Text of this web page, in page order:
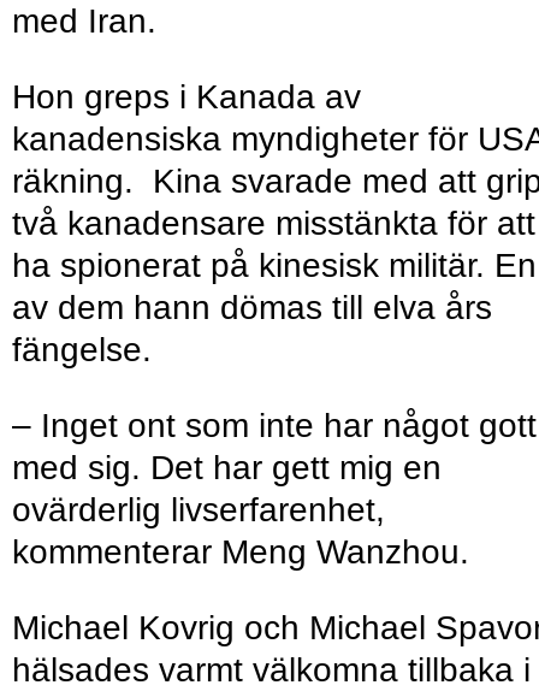
med Iran.
Hon greps i Kanada av
kanadensiska myndigheter för
räkning. Kina svarade med att
två kanadensare misstänkta för att
ha spionerat på kinesisk militär. En
av dem hann dömas till elva års
fängelse.
– Inget ont som inte har något gott
med sig. Det har gett mig en
ovärderlig livserfarenhet,
kommenterar Meng Wanzhou.
Michael Kovrig och Michael
hälsades varmt välkomna tillbaka i